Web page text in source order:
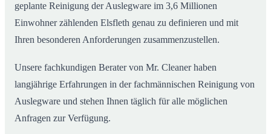
geplante Reinigung der Auslegware im 3,6 Millionen
Einwohner zählenden Elsfleth genau zu definieren und mit
Ihren besonderen Anforderungen zusammenzustellen.
Unsere fachkundigen Berater von Mr. Cleaner haben
langjährige Erfahrungen in der fachmännischen Reinigung von
Auslegware und stehen Ihnen täglich für alle möglichen
Anfragen zur Verfügung.